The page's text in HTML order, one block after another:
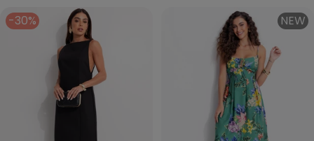
-30% NEW